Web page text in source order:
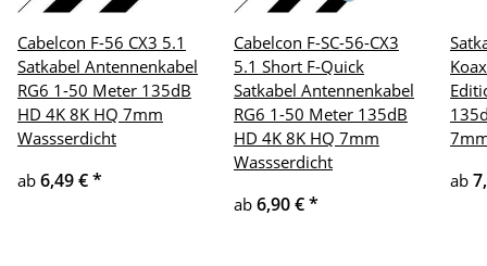
Cabelcon F-56 CX3 5.1
Satkabel Antennenkabel
RG6 1-50 Meter 135dB
HD 4K 8K HQ 7mm
Wassserdicht
ab 6,49 €*
Cabelcon F-SC-56-CX3
5.1 Short F-Quick
Satkabel Antennenkabel
RG6 1-50 Meter 135dB
HD 4K 8K HQ 7mm
Wassserdicht
ab 6,90 €*
ab